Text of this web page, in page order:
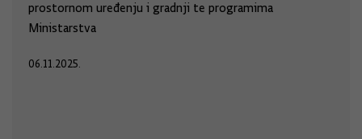
prostornom uređenju i gradnji te programima
Ministarstva
06.11.2025.